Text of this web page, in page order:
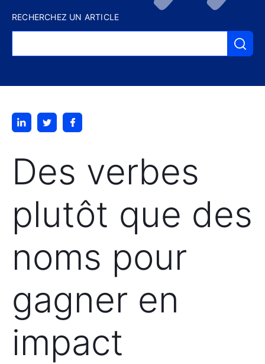
RECHERCHEZ UN ARTICLE
Des verbes
plutôt que des
noms pour
gagner en
impact